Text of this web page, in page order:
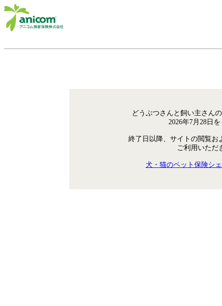
どうぶつさんと飼い主さん
2026年7月28日
終了日以降、サイトの閲覧お
ご利用いただ
犬・猫のペット保険シ